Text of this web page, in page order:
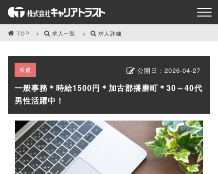
TOP 求人一覧 求人詳細
公開日：2026-04-27
派遣
一般事務＊時給1500円＊加古郡播磨町＊30～40代
男性活躍中！